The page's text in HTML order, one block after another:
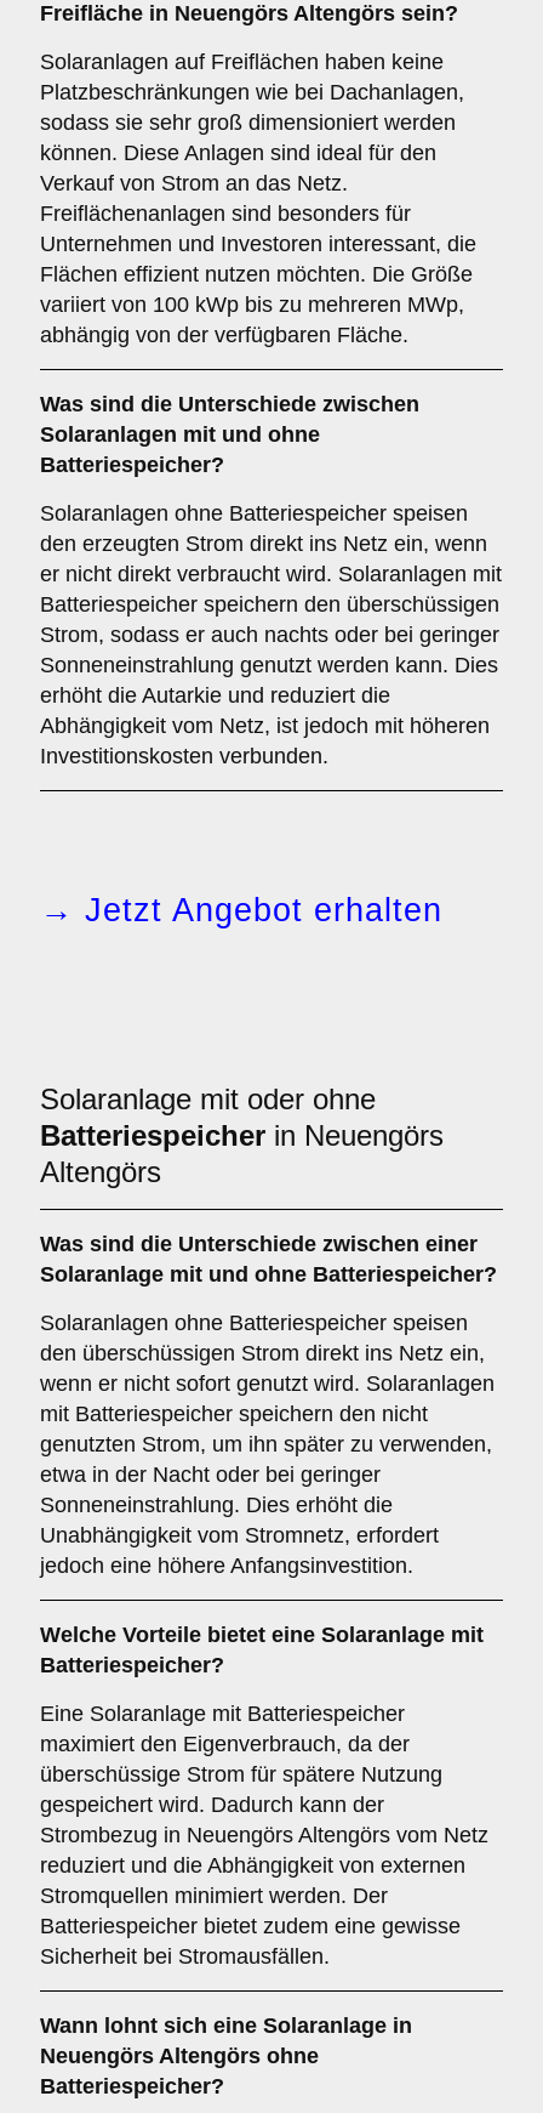
Freifläche in Neuengörs Altengörs sein?
Solaranlagen auf Freiflächen haben keine
Platzbeschränkungen wie bei Dachanlagen,
sodass sie sehr groß dimensioniert werden
können. Diese Anlagen sind ideal für den
Verkauf von Strom an das Netz.
Freiflächenanlagen sind besonders für
Unternehmen und Investoren interessant, die
Flächen effizient nutzen möchten. Die Größe
variiert von 100 kWp bis zu mehreren MWp,
abhängig von der verfügbaren Fläche.
Was sind die Unterschiede zwischen
Solaranlagen mit und ohne
Batteriespeicher?
Solaranlagen ohne Batteriespeicher speisen
den erzeugten Strom direkt ins Netz ein, wenn
er nicht direkt verbraucht wird. Solaranlagen mit
Batteriespeicher speichern den überschüssigen
Strom, sodass er auch nachts oder bei geringer
Sonneneinstrahlung genutzt werden kann. Dies
erhöht die Autarkie und reduziert die
Abhängigkeit vom Netz, ist jedoch mit höheren
Investitionskosten verbunden.
→ Jetzt Angebot erhalten
Solaranlage mit oder ohne
Batteriespeicher in Neuengörs
Altengörs
Was sind die Unterschiede zwischen einer
Solaranlage mit und ohne Batteriespeicher?
Solaranlagen ohne Batteriespeicher speisen
den überschüssigen Strom direkt ins Netz ein,
wenn er nicht sofort genutzt wird. Solaranlagen
mit Batteriespeicher speichern den nicht
genutzten Strom, um ihn später zu verwenden,
etwa in der Nacht oder bei geringer
Sonneneinstrahlung. Dies erhöht die
Unabhängigkeit vom Stromnetz, erfordert
jedoch eine höhere Anfangsinvestition.
Welche Vorteile bietet eine Solaranlage mit
Batteriespeicher?
Eine Solaranlage mit Batteriespeicher
maximiert den Eigenverbrauch, da der
überschüssige Strom für spätere Nutzung
gespeichert wird. Dadurch kann der
Strombezug in Neuengörs Altengörs vom Netz
reduziert und die Abhängigkeit von externen
Stromquellen minimiert werden. Der
Batteriespeicher bietet zudem eine gewisse
Sicherheit bei Stromausfällen.
Wann lohnt sich eine Solaranlage in
Neuengörs Altengörs ohne
Batteriespeicher?